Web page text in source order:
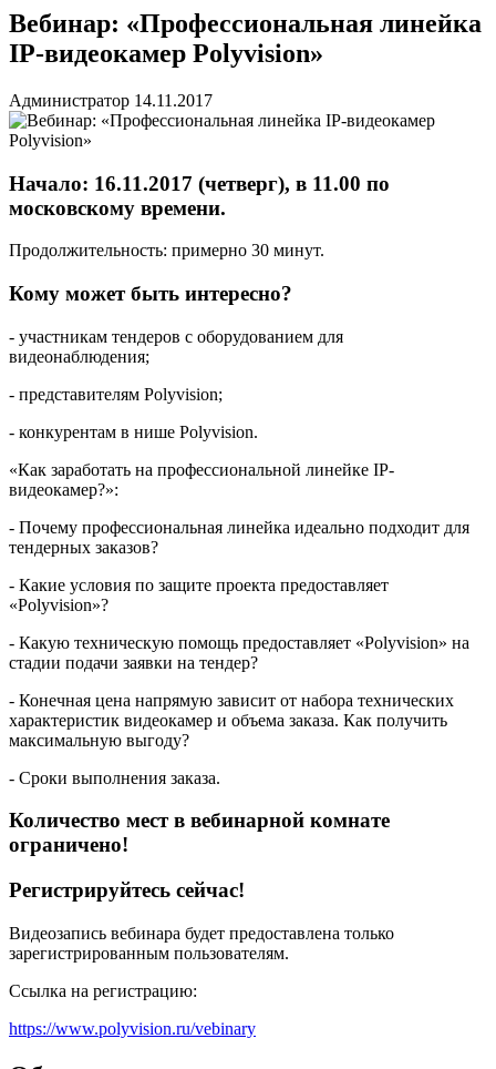
Вебинар: «Профессиональная линейка
IP-видеокамер Polyvision»
Администратор 14.11.2017
Начало: 16.11.2017 (четверг), в 11.00 по
московскому времени.
Продолжительность: примерно 30 минут.
Кому может быть интересно?
- участникам тендеров с оборудованием для
видеонаблюдения;
- представителям Polyvision;
- конкурентам в нише Polyvision.
«Как заработать на профессиональной линейке IP-
видеокамер?»:
- Почему профессиональная линейка идеально подходит для
тендерных заказов?
- Какие условия по защите проекта предоставляет
«Polyvision»?
- Какую техническую помощь предоставляет «Polyvision» на
стадии подачи заявки на тендер?
- Конечная цена напрямую зависит от набора технических
характеристик видеокамер и объема заказа. Как получить
максимальную выгоду?
- Сроки выполнения заказа.
Количество мест в вебинарной комнате
ограничено!
Регистрируйтесь сейчас!
Видеозапись вебинара будет предоставлена только
зарегистрированным пользователям.
Ссылка на регистрацию:
https://www.polyvision.ru/vebinary